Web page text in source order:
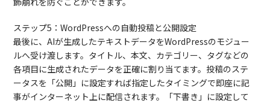
ステップ5：WordPressへの自動投稿と公開設定
最後に、AIが生成したテキストデータをWordPressのモジュー
ルへ受け渡します。タイトル、本文、カテゴリー、タグなどの
各項目に生成されたデータを正確に割り当てます。投稿のステ
ータスを「公開」に設定すれば指定したタイミングで即座に記
事がインターネット上に配信されます。「下書き」に設定して